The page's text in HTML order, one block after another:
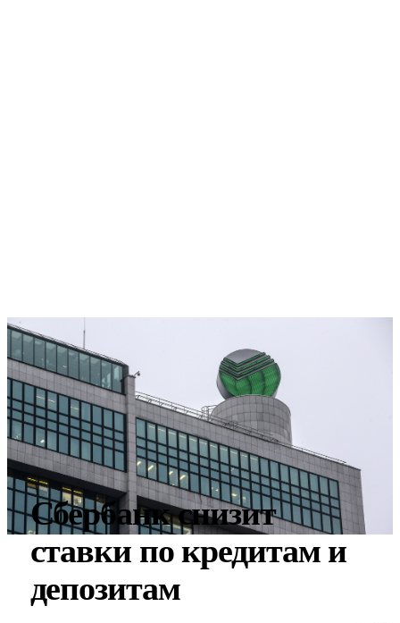
Сбербанк снизит
ставки по кредитам и
депозитам